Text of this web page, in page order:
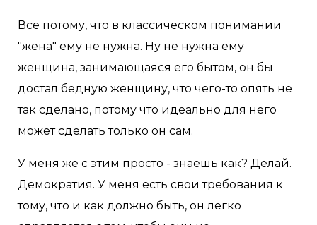
Все потому, что в классическом понимании
"жена" ему не нужна. Ну не нужна ему
женщина, занимающаяся его бытом, он бы
достал бедную женщину, что чего-то опять не
так сделано, потому что идеально для него
может сделать только он сам.
У меня же с этим просто - знаешь как? Делай.
Демократия. У меня есть свои требования к
тому, что и как должно быть, он легко